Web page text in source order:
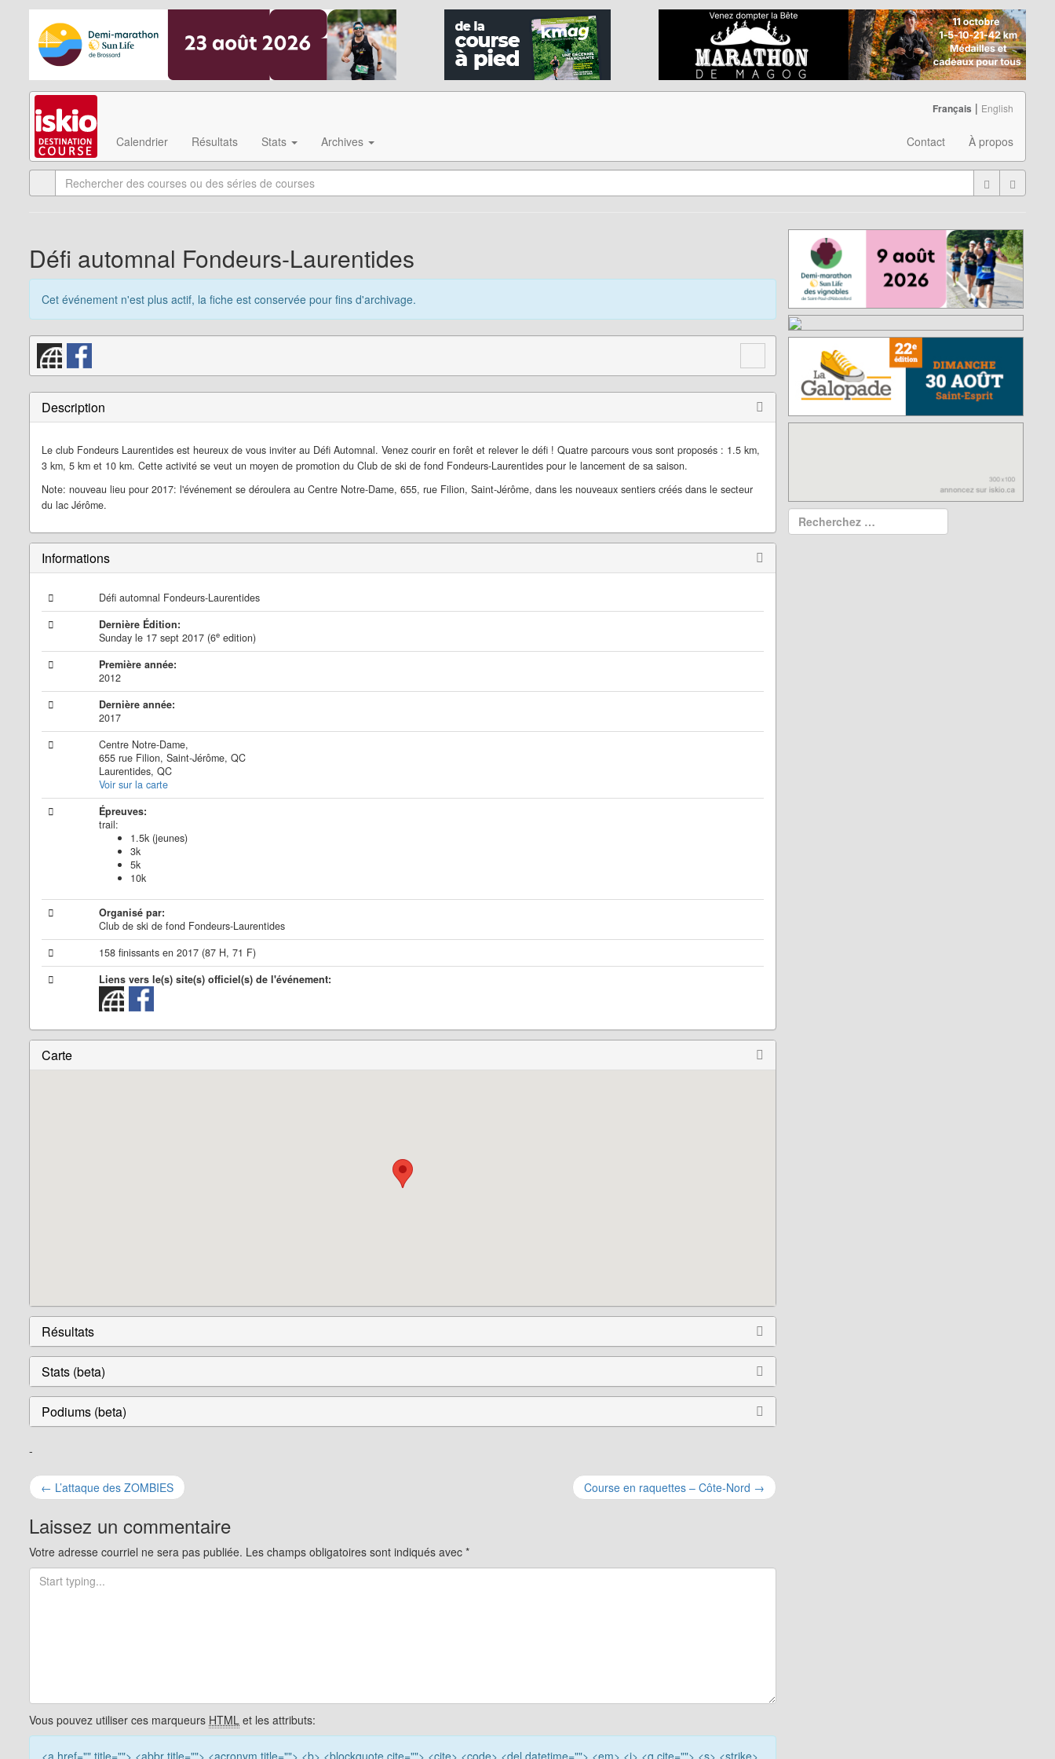
Calendrier Résultats Stats Archives Contact À propos
Français | English
Défi automnal Fondeurs-Laurentides
Cet événement n'est plus actif, la fiche est conservée pour fins d'archivage.
Description
Le club Fondeurs Laurentides est heureux de vous inviter au Défi Automnal. Venez courir en forêt et relever le défi ! Quatre parcours vous sont proposés : 1.5 km,
3 km, 5 km et 10 km. Cette activité se veut un moyen de promotion du Club de ski de fond Fondeurs-Laurentides pour le lancement de sa saison.
Note: nouveau lieu pour 2017: l'événement se déroulera au Centre Notre-Dame, 655, rue Filion, Saint-Jérôme, dans les nouveaux sentiers créés dans le secteur
du lac Jérôme.
Informations
Défi automnal Fondeurs-Laurentides
Dernière Édition:
Sunday le 17 sept 2017 (6e edition)
Première année:
2012
Dernière année:
2017
Centre Notre-Dame,
655 rue Filion, Saint-Jérôme, QC
Laurentides, QC
Voir sur la carte
Épreuves:
trail:
1.5k (jeunes)
3k
5k
10k
Organisé par:
Club de ski de fond Fondeurs-Laurentides
158 finissants en 2017 (87 H, 71 F)
Liens vers le(s) site(s) officiel(s) de l'événement:
Carte
Résultats
Stats (beta)
Podiums (beta)
-
Navigation
pour
les
articles
← L’attaque des ZOMBIES Course en raquettes – Côte-Nord →
Laissez un commentaire
Votre adresse courriel ne sera pas publiée. Les champs obligatoires sont indiqués avec *
Vous pouvez utiliser ces marqueurs HTML et les attributs:
<a href="" title=""> <abbr title=""> <acronym title=""> <b> <blockquote cite=""> <cite> <code> <del datetime=""> <em> <i> <q cite=""> <s> <strike>